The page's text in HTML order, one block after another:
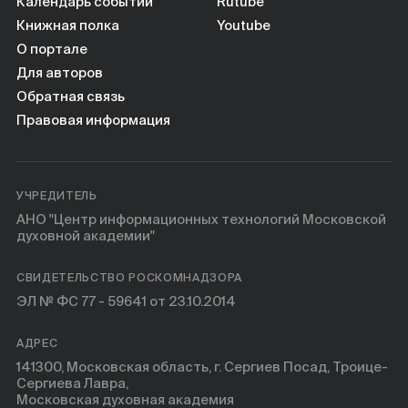
Книжная полка
О портале
Для авторов
Обратная связь
Правовая информация
Youtube
УЧРЕДИТЕЛЬ
АНО "Центр информационных технологий Московской
духовной академии"
СВИДЕТЕЛЬСТВО РОСКОМНАДЗОРА
ЭЛ № ФС 77 - 59641 от 23.10.2014
АДРЕС
141300, Московская область, г. Сергиев Посад, Троице-
Сергиева Лавра,
Московская духовная академия